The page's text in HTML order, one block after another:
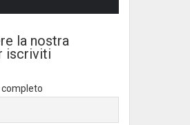
la nostra
iscriviti
completo